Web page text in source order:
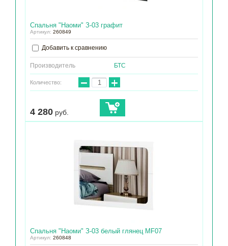
Спальня "Наоми" З-03 графит
Артикул: 260849
Добавить к сравнению
Производитель БТС
Количество: − +
4 280 руб.
Спальня "Наоми" З-03 белый глянец МF07
Артикул: 260848